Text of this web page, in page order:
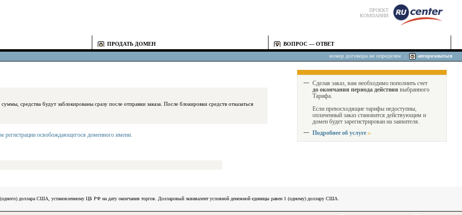
ПРОЕКТ
КОМПАНИИ
ПРОДАТЬ ДОМЕН ВОПРОС — ОТВЕТ
номер договора не определен авторизоваться
заблокированы сразу после отправки заказа. После блокировки средств отказаться
регистрации освобождающегося доменного имени.
Сделав заказ, вам необходимо пополнить счет
до окончания периода действия выбранного
Тарифа.
Если превосходящие тарифы недоступны,
оплаченный заказ становится действующим и
домен будет зарегистрирован на заявителя.
Подробнее об услуге
(одного) доллара США, установленному ЦБ РФ на дату окончания торгов. Долларовый эквивалент условной денежной единицы равен 1 (одному) доллару США.